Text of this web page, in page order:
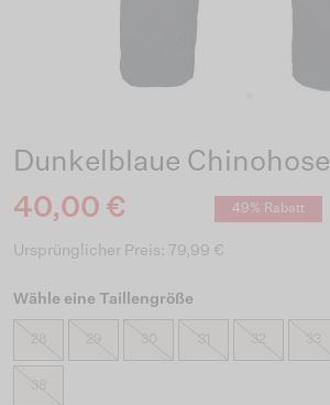
Dunkelblaue Chinohose
40,00 €
49% Rabatt
Ursprünglicher Preis: 79,99 €
Wähle eine Taillengröße
28 29 30 31 32 33
38